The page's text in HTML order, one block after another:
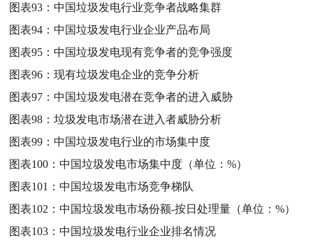
图表93：中国垃圾发电行业竞争者战略集群
图表94：中国垃圾发电行业企业产品布局
图表95：中国垃圾发电现有竞争者的竞争强度
图表96：现有垃圾发电企业的竞争分析
图表97：中国垃圾发电潜在竞争者的进入威胁
图表98：垃圾发电市场潜在进入者威胁分析
图表99：中国垃圾发电行业的市场集中度
图表100：中国垃圾发电市场集中度（单位：%）
图表101：中国垃圾发电市场竞争梯队
图表102：中国垃圾发电市场份额-按日处理量（单位：%）
图表103：中国垃圾发电行业企业排名情况